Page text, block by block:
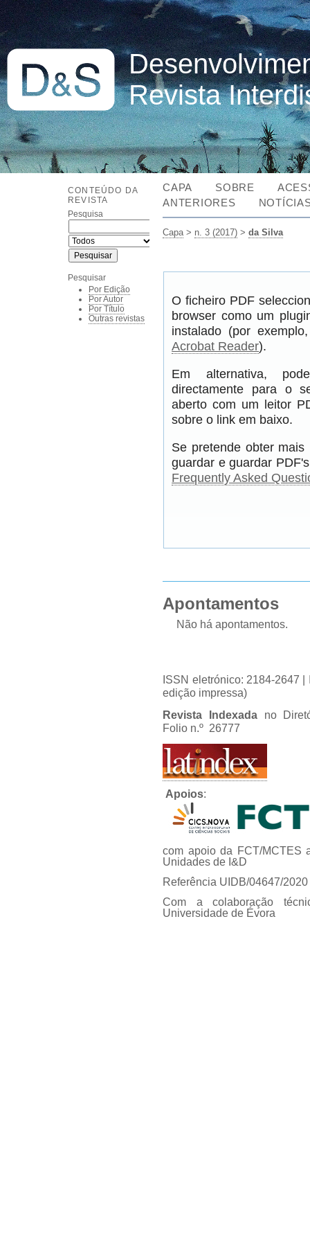
Revista
CONTEÚDO DA
REVISTA
Pesquisa
Pesquisar
Por Edição
Por Autor
Por Título
Outras revistas
CAPA SOBRE
ANTERIORES
Capa > n. 3 (2017) >da Silva
O ficheiro PDF
browser como um
instalado (por
Acrobat Reader).
Em alternativa,
directamente para o
aberto com um leitor
sobre o link em baixo.
Se pretende obter
guardar e guardar
Frequently Asked
Apontamentos
Não há apontamentos.
ISSN eletrónico: 2184-2647
edição impressa)
Revista Indexadano
Folio n.º 26777
Apoios:
com apoio da FCT/MCTES
Unidades de I&D
Referência UIDB/04647/2020
Com a colaboração
Universidade de Évora